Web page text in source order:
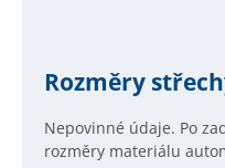
Rozměry
Nepovinné údaje. Po
rozměry materiálu